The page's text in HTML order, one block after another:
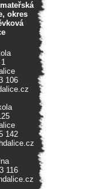
okres
106
142
116